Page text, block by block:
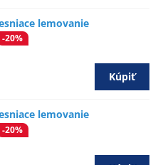
lemovanie
-20%
Kúpiť
lemovanie
-20%